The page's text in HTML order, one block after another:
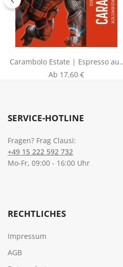
Carambolo Estate | Espresso aus
Kolumbien
Regulärer Preis:
Ab 17,60 €
SERVICE-HOTLINE
Fragen? Frag Clausi:
+49 15 222 592 732
Mo-Fr, 09:00 - 16:00 Uhr
RECHTLICHES
Impressum
AGB